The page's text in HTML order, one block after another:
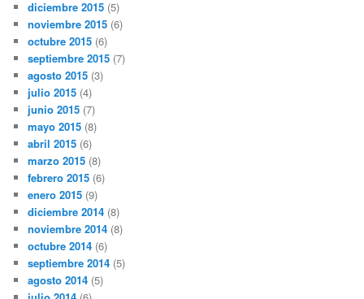
diciembre 2015 (5)
noviembre 2015 (6)
octubre 2015 (6)
septiembre 2015 (7)
agosto 2015 (3)
julio 2015 (4)
junio 2015 (7)
mayo 2015 (8)
abril 2015 (6)
marzo 2015 (8)
febrero 2015 (6)
enero 2015 (9)
diciembre 2014 (8)
noviembre 2014 (8)
octubre 2014 (6)
septiembre 2014 (5)
agosto 2014 (5)